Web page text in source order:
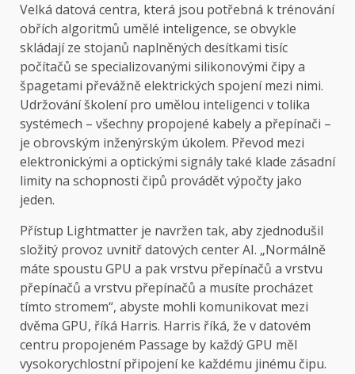
Velká datová centra, která jsou potřebná k trénování
obřích algoritmů umělé inteligence, se obvykle
skládají ze stojanů naplněných desítkami tisíc
počítačů se specializovanými silikonovými čipy a
špagetami převážně elektrických spojení mezi nimi.
Udržování školení pro umělou inteligenci v tolika
systémech – všechny propojené kabely a přepínači –
je obrovským inženýrským úkolem. Převod mezi
elektronickými a optickými signály také klade zásadní
limity na schopnosti čipů provádět výpočty jako
jeden.
Přístup Lightmatter je navržen tak, aby zjednodušil
složitý provoz uvnitř datových center AI. „Normálně
máte spoustu GPU a pak vrstvu přepínačů a vrstvu
přepínačů a vrstvu přepínačů a musíte procházet
tímto stromem“, abyste mohli komunikovat mezi
dvěma GPU, říká Harris. Harris říká, že v datovém
centru propojeném Passage by každý GPU měl
vysokorychlostní připojení ke každému jinému čipu.